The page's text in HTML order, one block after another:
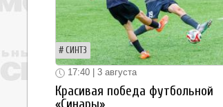
СИНТЗ
17:40 | 3 августа
Красивая победа футбольной